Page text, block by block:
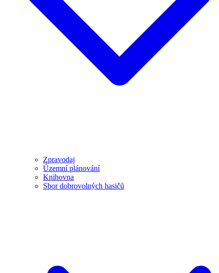
Zpravodaj
Územní plánování
Knihovna
Sbor dobrovolných hasičů